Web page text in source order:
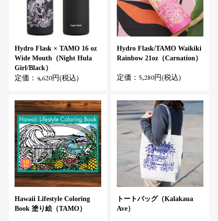
Hydro Flask × TAMO 16 oz
Wide Mouth（Night Hula
Girl/Black）
定価：4,620円(税込)
Hydro Flask/TAMO Waikiki
Rainbow 21oz（Carnation）
定価：5,280円(税込)
Hawaii Lifestyle Coloring
Book 塗り絵（TAMO）
トートバッグ（Kalakaua
Ave）